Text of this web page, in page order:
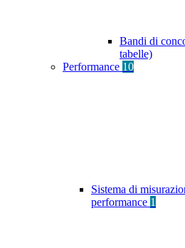
Bandi di
tabelle)
Performance 10
Sistema di
performance 1